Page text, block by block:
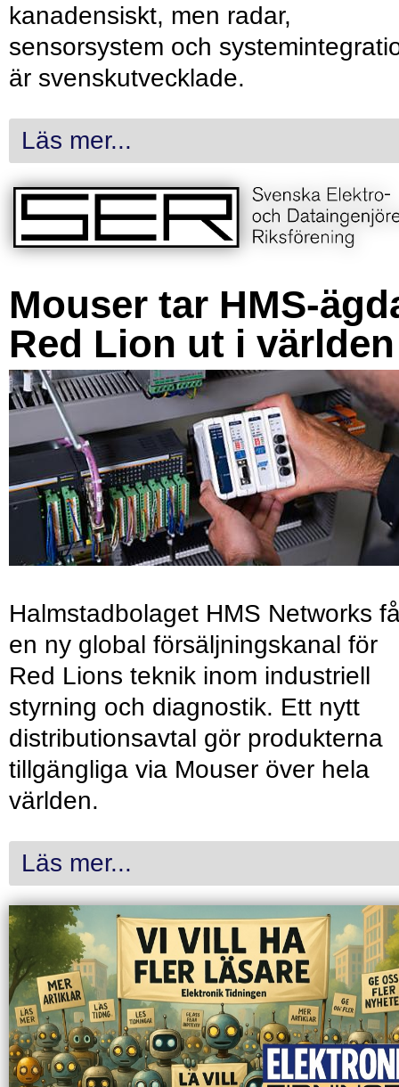
kanadensiskt, men radar,
sensorsystem och
är svenskutvecklade.
Läs mer...
Mouser tar HMS-
Red Lion ut i världen
Halmstadbolaget HMS Networks
en ny global försäljningskanal för
Red Lions teknik inom industriell
styrning och diagnostik. Ett nytt
distributionsavtal gör produkterna
tillgängliga via Mouser över hela
världen.
Läs mer...